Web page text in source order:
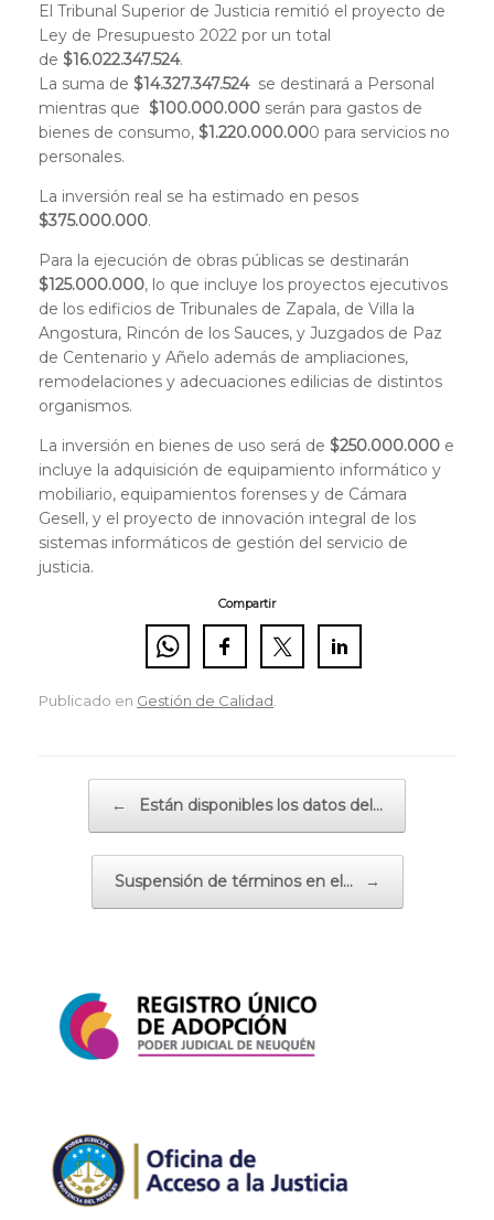
El Tribunal Superior de Justicia remitió el proyecto de
Ley de Presupuesto 2022 por un total
de $16.022.347.524.
La suma de $14.327.347.524se destinará a Personal
mientras que $100.000.000 serán para gastos de
bienes de consumo, $1.220.000.000 para servicios no
personales.
La inversión real se ha estimado en pesos
$375.000.000.
Para la ejecución de obras públicas se destinarán
$125.000.000, lo que incluye los proyectos ejecutivos
de los edificios de Tribunales de Zapala, de Villa la
Angostura, Rincón de los Sauces, y Juzgados de Paz
de Centenario y Añelo además de ampliaciones,
remodelaciones y adecuaciones edilicias de distintos
organismos.
La inversión en bienes de uso será de $250.000.000 e
incluye la adquisición de equipamiento informático y
mobiliario, equipamientos forenses y de Cámara
Gesell, y el proyecto de innovación integral de los
sistemas informáticos de gestión del servicio de
justicia.
Compartir
Publicado en Gestión de Calidad
← Están disponibles los datos del…
Suspensión de términos en el… →